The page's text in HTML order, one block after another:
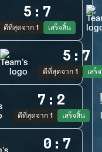
5 : 7
ดีที่สุดจาก 1 เสร็จสิ้น
5 : 7
ดีที่สุดจาก 1 เสร็
7 : 2
ดีที่สุดจาก 1 เสร็จสิ้น
0 : 7